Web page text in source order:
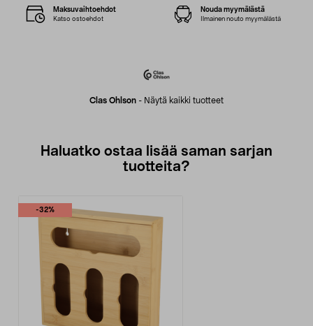
Clas Ohlson - Näytä kaikki tuotteet
Maksuvaihtoehdot
Katso ostoehdot
Nouda myymälästä
Ilmainen nouto myymälästä
Haluatko ostaa lisää saman sarjan
tuotteita?
-32%